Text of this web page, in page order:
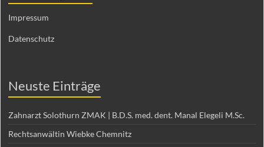
Impressum
Datenschutz
Neuste Einträge
Zahnarzt Solothurn ZMAK | B.D.S. med. dent. Manal Elegeli M.Sc.
Rechtsanwältin Wiebke Chemnitz